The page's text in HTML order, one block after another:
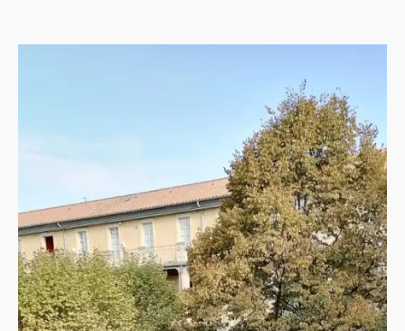
passe
Henri
IV